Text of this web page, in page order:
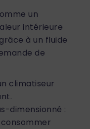
un
intérieure
à un fluide
de
climatiseur
dimensionné :